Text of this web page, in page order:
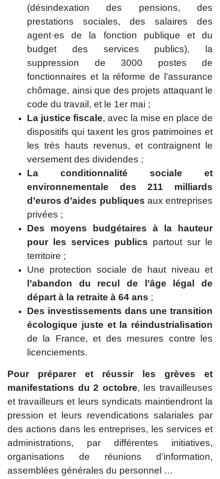
(désindexation des pensions, des
prestations sociales, des salaires des
agent·es de la fonction publique et du
budget des services publics), la
suppression de 3000 postes de
fonctionnaires et la réforme de l’assurance
chômage, ainsi que des projets attaquant le
code du travail, et le 1er mai ;
La justice fiscale, avec la mise en place de
dispositifs qui taxent les gros patrimoines et
les très hauts revenus, et contraignent le
versement des dividendes ;
La conditionnalité sociale et
environnementale des 211 milliards
d’euros d’aides publiques aux entreprises
privées ;
Des moyens budgétaires à la hauteur
pour les services publics partout sur le
territoire ;
Une protection sociale de haut niveau et
l’abandon du recul de l’âge légal de
départ à la retraite à 64 ans ;
Des investissements dans une transition
écologique juste et la réindustrialisation
de la France, et des mesures contre les
licenciements.
Pour préparer et réussir les grèves et
manifestations du 2 octobre, les travailleuses
et travailleurs et leurs syndicats maintiendront la
pression et leurs revendications salariales par
des actions dans les entreprises, les services et
administrations, par différentes initiatives,
organisations de réunions d’information,
assemblées générales du personnel …